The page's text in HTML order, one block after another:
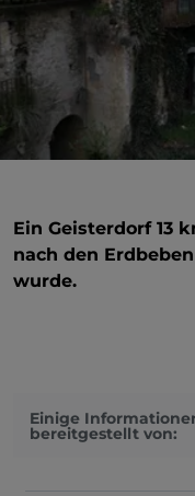
Ein Geisterdorf 13
nach den
wurde.
Einige
bereitgestellt von: